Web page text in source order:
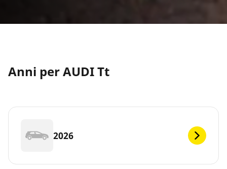
Anni per AUDI Tt
2026